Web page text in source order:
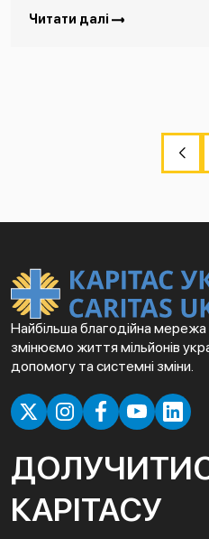
Читати далі
Найбільша благодійна мережа
змінюємо життя мільйонів
допомогу та системні зміни.
КАРІТАСУ